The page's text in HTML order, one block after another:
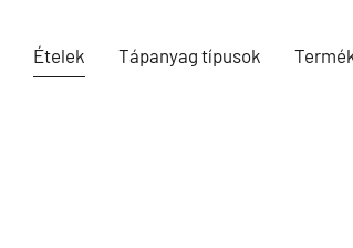
Ételek Tápanyag típusok